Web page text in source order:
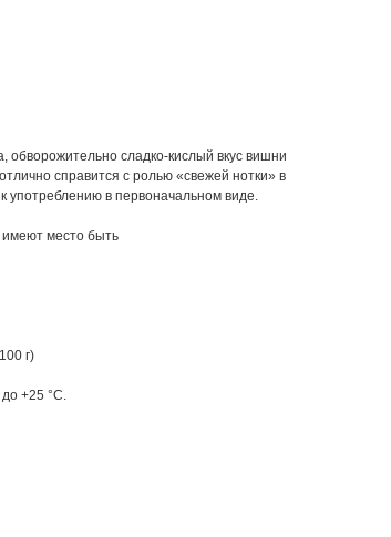
обворожительно сладко-кислый вкус вишни
справится с ролью «свежей нотки» в
употреблению в первоначальном виде.
имеют место быть
г)
+25 °С.